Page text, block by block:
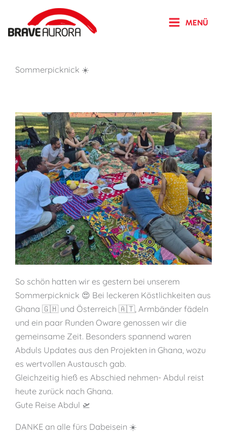
springen
MENÜ
Sommerpicknick ☀️
So schön hatten wir es gestern bei unserem
Sommerpicknick 😍 Bei leckeren Köstlichkeiten aus
Ghana 🇬🇭 und Österreich 🇦🇹, Armbänder fädeln
und ein paar Runden Oware genossen wir die
gemeinsame Zeit. Besonders spannend waren
Abduls Updates aus den Projekten in Ghana, wozu
es wertvollen Austausch gab.
Gleichzeitig hieß es Abschied nehmen- Abdul reist
heute zurück nach Ghana.
Gute Reise Abdul 🛫
DANKE an alle fürs Dabeisein ☀️